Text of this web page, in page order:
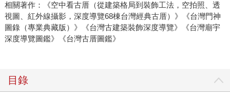
相關著作：《空中看古厝（從建築格局到裝飾工法，空拍照、透
視圖、紅外線攝影，深度導覽68棟台灣經典古厝）》《台灣門神
圖錄（專業典藏版）》《台灣古建築裝飾深度導覽》《台灣廟宇
深度導覽圖鑑》《台灣古厝圖鑑》
目錄